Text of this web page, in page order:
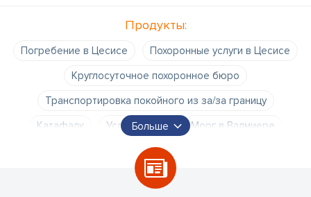
Продукты:
Погребение в Цесисе
Похоронные услуги в Цесисе
Круглосуточное похоронное бюро
Транспортировка покойного из за/за границу
Катафалк
Услуги морга
Морг в Валмиере
Оформление документов
Оформление пособия на погребение
Больше